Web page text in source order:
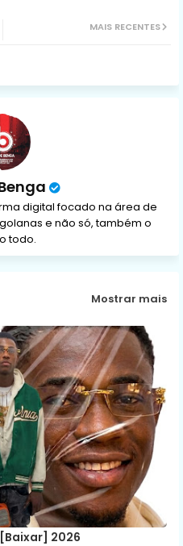
ap
MAIS RECENTES
digital focado na área de
e não só, também o
todo.
Mostrar mais
2026